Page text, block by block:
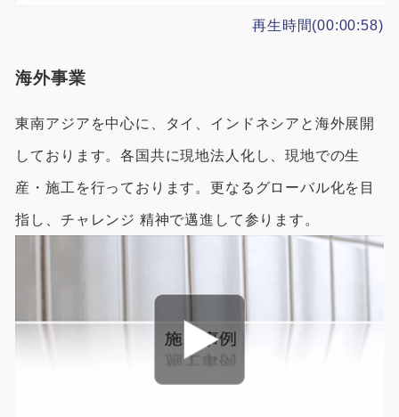
再生時間(00:00:58)
海外事業
東南アジアを中心に、タイ、インドネシアと海外展開
しております。各国共に現地法人化し、現地での生
産・施工を行っております。更なるグローバル化を目
指し、チャレンジ 精神で邁進して参ります。